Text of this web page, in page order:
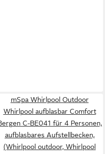
mSpa Whirlpool Outdoor
Whirlpool aufblasbar Comfort
C-BE041 für 4 Personen,
aufblasbares Aufstellbecken,
(Whirlpool outdoor, Whirlpool